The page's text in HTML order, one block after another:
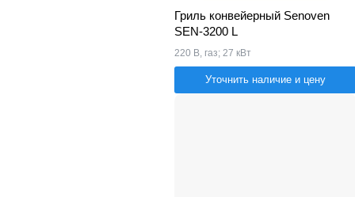
Гриль конвейерный Senoven
SEN-3200 L
220 В, газ; 27 кВт
Уточнить наличие и цену